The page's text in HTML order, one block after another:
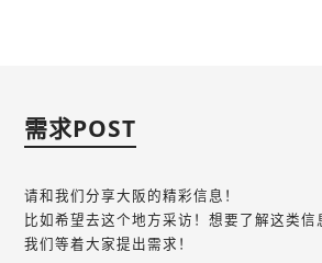
需求POST
请和我们分享大阪的精彩信息！
比如希望去这个地方采访！想要了解这类信
我们等着大家提出需求！